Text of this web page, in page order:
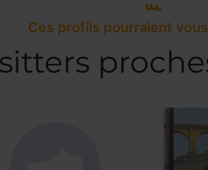
Ces profils pourraient